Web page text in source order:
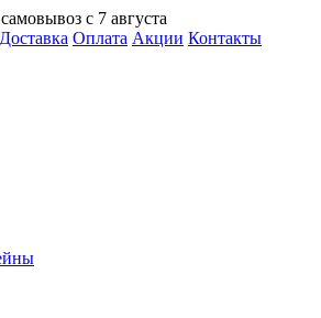
с 7 августа
Доставка Оплата Акции Контакты